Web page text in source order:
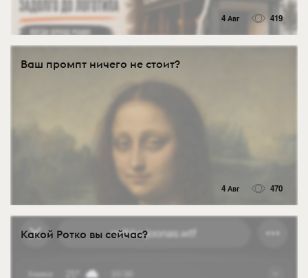
4 Авг 419
Ваш промпт ничего не стоит?
4 Авг 470
Какой Ротко вы сейчас?